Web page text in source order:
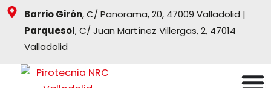
contenido
Barrio Girón, C/ Panorama, 20, 47009 Valladolid |
Parquesol, C/ Juan Martínez Villergas, 2, 47014
Valladolid